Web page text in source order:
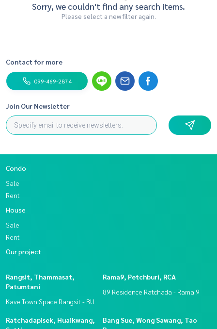
Sorry, we couldn't find any search items.
Please select a new filter again.
Contact for more
099-469-2874
Join Our Newsletter
Condo
Sale
Rent
House
Sale
Rent
Our project
Rangsit, Thammasat,
Patumtani
Kave Town Space Rangsit - BU
Rama9, Petchburi, RCA
89 Residence Ratchada - Rama 9
Ratchadapisek, Huaikwang,
Bang Sue, Wong Sawang, Tao